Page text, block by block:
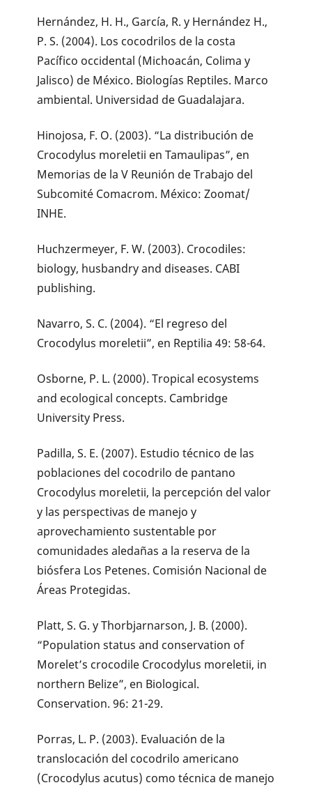
Hernández, H. H., García, R. y Hernández H.,
P. S. (2004). Los cocodrilos de la costa
Pacífico occidental (Michoacán, Colima y
Jalisco) de México. Biologías Reptiles. Marco
ambiental. Universidad de Guadalajara.
Hinojosa, F. O. (2003). “La distribución de
Crocodylus moreletii en Tamaulipas”, en
Memorias de la V Reunión de Trabajo del
Subcomité Comacrom. México: Zoomat/
INHE.
Huchzermeyer, F. W. (2003). Crocodiles:
biology, husbandry and diseases. CABI
publishing.
Navarro, S. C. (2004). “El regreso del
Crocodylus moreletii”, en Reptilia 49: 58-64.
Osborne, P. L. (2000). Tropical ecosystems
and ecological concepts. Cambridge
University Press.
Padilla, S. E. (2007). Estudio técnico de las
poblaciones del cocodrilo de pantano
Crocodylus moreletii, la percepción del valor
y las perspectivas de manejo y
aprovechamiento sustentable por
comunidades aledañas a la reserva de la
biósfera Los Petenes. Comisión Nacional de
Áreas Protegidas.
Platt, S. G. y Thorbjarnarson, J. B. (2000).
“Population status and conservation of
Morelet’s crocodile Crocodylus moreletii, in
northern Belize”, en Biological.
Conservation. 96: 21-29.
Porras, L. P. (2003). Evaluación de la
translocación del cocodrilo americano
(Crocodylus acutus) como técnica de manejo